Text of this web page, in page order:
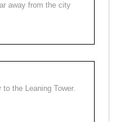
away from the city
the Leaning Tower.